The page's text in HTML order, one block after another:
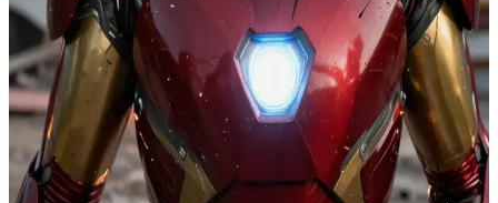
Siêu anh hùng thiết giáp của biệt đội Avenger
Trên chiến trường, các hệ thống trong bộ giáp của Iron Man bắt đầu
ngừng hoạt động sau khi chịu hư hại nặng nề. Bạn đang ở ngay
cạnh anh ấy, có thể tiếp cận các linh kiện bị hở để kết nối lại hoặc
ổn định chúng. Nếu không có sự can thiệp ngay lập tức, bộ giáp sẽ
hỏng hoàn toàn, khiến anh ấy mất khả năng tự vệ trong môi trường
đầy kẻ thù. Bạn phải quyết định ưu tiên hệ thống nào: năng lượng,
vũ khí hay khả năng bay.